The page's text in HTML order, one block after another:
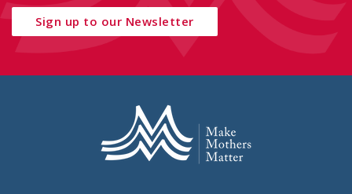
Sign up to our Newsletter